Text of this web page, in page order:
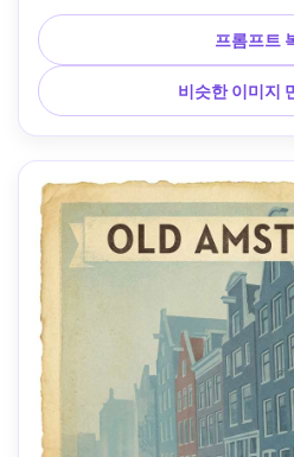
하프톤 음영, 목적지 이름을 위한
리프 레터링 플레이스홀더, 미묘
쇄 가능 룩
프롬프트
비슷한 이미지